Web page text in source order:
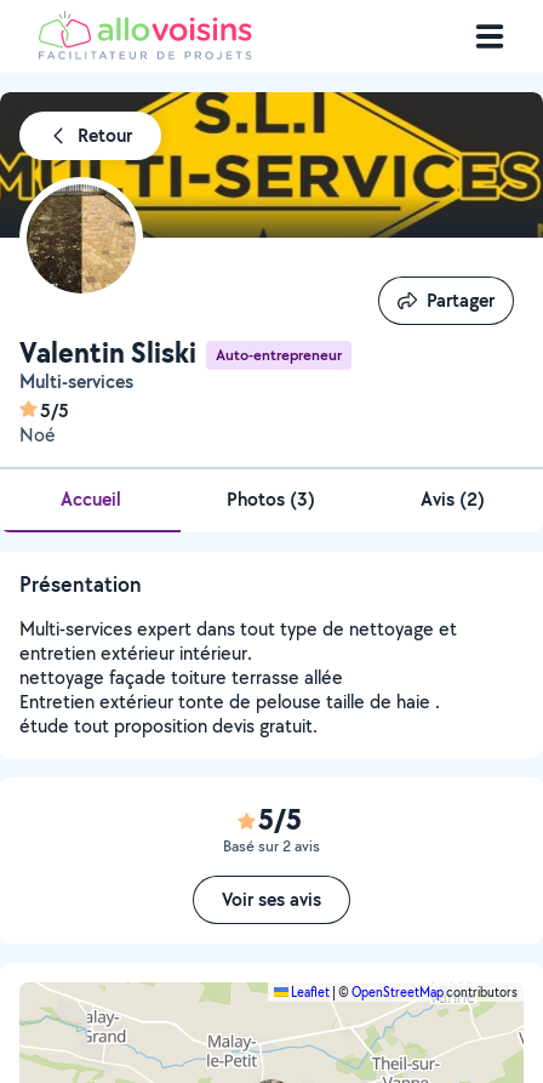
Retour
Valentin Sliski Auto-entrepreneur
Multi-services
5/5
Noé
Partager
Partager
Accueil Photos (3) Avis (2)
Présentation
Multi-services expert dans tout type de nettoyage et
entretien extérieur intérieur.
nettoyage façade toiture terrasse allée
Entretien extérieur tonte de pelouse taille de haie .
étude tout proposition devis gratuit.
5/5
Basé sur 2 avis
Voir ses avis
Leaflet ©OpenStreetMapcontributors